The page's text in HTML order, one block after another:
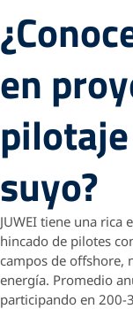
en
suyo?
JUWEI tiene una rica
hincado de pilotes
campos de offshore,
energía. Promedio
participando en 200-